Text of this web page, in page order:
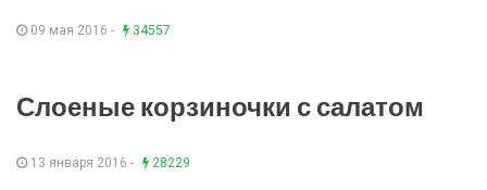
09 мая 2016 - 34557
Слоеные корзиночки с салатом
13 января 2016 - 28229